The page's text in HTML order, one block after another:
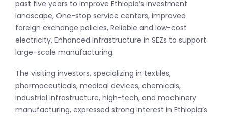
past five years to improve Ethiopia’s investment
landscape, One-stop service centers, improved
foreign exchange policies, Reliable and low-cost
electricity, Enhanced infrastructure in SEZs to support
large-scale manufacturing.
The visiting investors, specializing in textiles,
pharmaceuticals, medical devices, chemicals,
industrial infrastructure, high-tech, and machinery
manufacturing, expressed strong interest in Ethiopia’s